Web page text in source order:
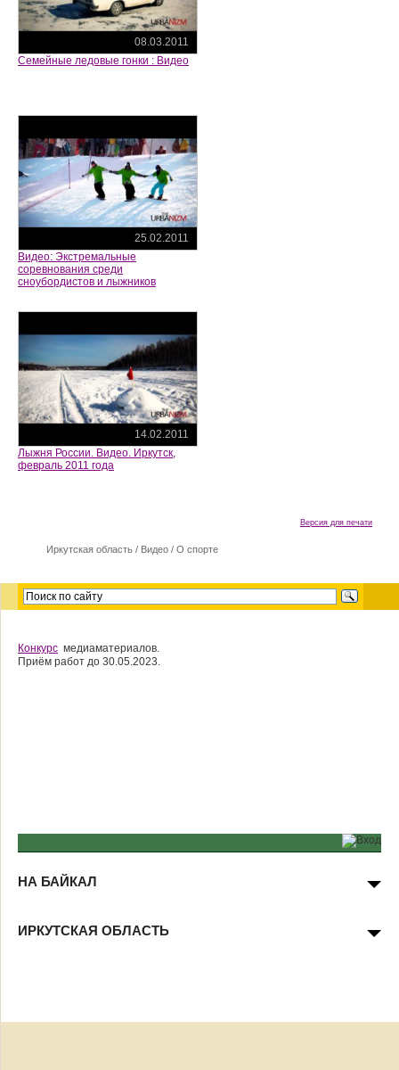
08.03.2011
Семейные ледовые гонки : Видео
25.02.2011
Видео: Экстремальные
соревнования среди
сноубордистов и лыжников
14.02.2011
Лыжня России. Видео. Иркутск,
февраль 2011 года
Версия для печати
Иркутская область / Видео / О спорте
Конкурс медиаматериалов.
Приём работ до 30.05.2023.
НА БАЙКАЛ
ИРКУТСКАЯ ОБЛАСТЬ